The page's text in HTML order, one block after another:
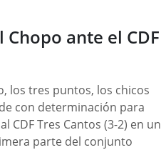
Chopo ante el CDF
los tres puntos, los chicos
con determinación para
CDF Tres Cantos (3-2) en un
parte del conjunto